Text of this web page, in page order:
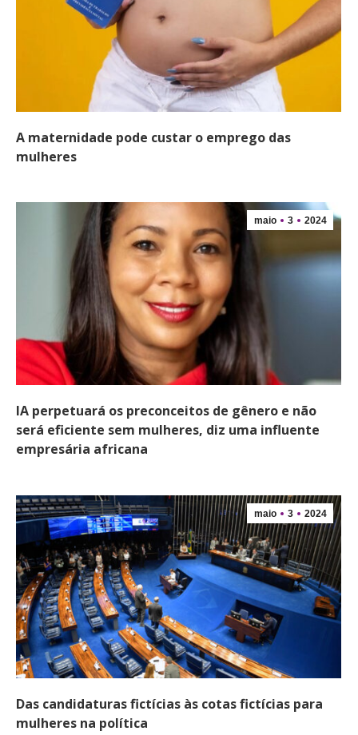
A maternidade pode custar o emprego das
mulheres
maio 3 2024
IA perpetuará os preconceitos de gênero e não
será eficiente sem mulheres, diz uma influente
empresária africana
maio 3 2024
Das candidaturas fictícias às cotas fictícias para
mulheres na política